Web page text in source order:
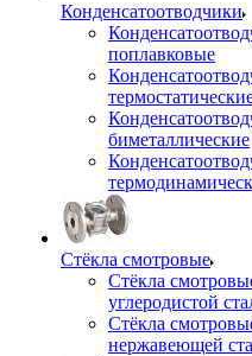
Конденсатоотводчики
поплавковые
биметаллические
Стёкла смотровые
Стёкла
углеродистой
Стёкла
нержавеющей